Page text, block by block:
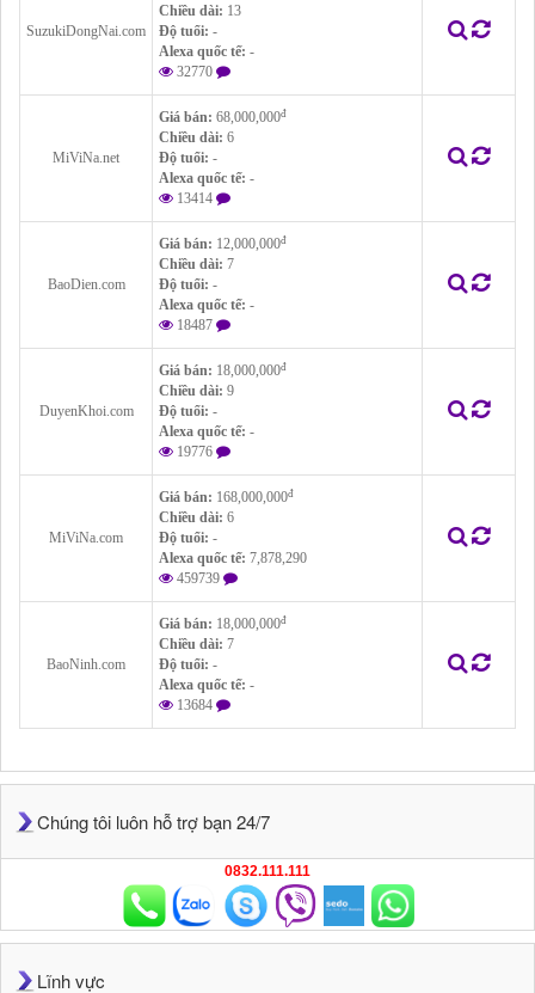
SuzukiDongNai.com
Chiều dài: 13
Độ tuổi: -
Alexa quốc tế: -
32770
MiViNa.net
Giá bán: 68,000,000đ
Chiều dài: 6
Độ tuổi: -
Alexa quốc tế: -
13414
BaoDien.com
Giá bán: 12,000,000đ
Chiều dài: 7
Độ tuổi: -
Alexa quốc tế: -
18487
DuyenKhoi.com
Giá bán: 18,000,000đ
Chiều dài: 9
Độ tuổi: -
Alexa quốc tế: -
19776
MiViNa.com
Giá bán: 168,000,000đ
Chiều dài: 6
Độ tuổi: -
Alexa quốc tế: 7,878,290
459739
BaoNinh.com
Giá bán: 18,000,000đ
Chiều dài: 7
Độ tuổi: -
Alexa quốc tế: -
13684
Chúng tôi luôn hỗ trợ bạn 24/7
0832.111.111
Lĩnh vực